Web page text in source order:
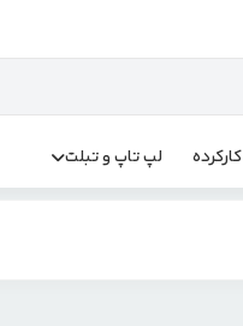
کارکرده لپ تاپ و تبلت